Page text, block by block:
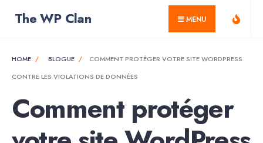
The WP Clan MENU
HOME BLOGUE
COMMENT PROTÉGER VOTRE SITE WORDPRESS
CONTRE LES VIOLATIONS DE DONNÉES
Comment protéger